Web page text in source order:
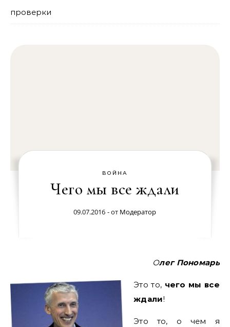
проверки
ВОЙНА
Чего мы все ждали
09.07.2016 - от Модератор
Олег Пономарь
Это то, чего мы все
ждали!
Это то, о чем я